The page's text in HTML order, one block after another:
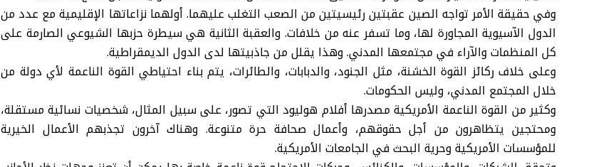
وفي حقيقة الأمر تواجه الصين عقبتين رئيسيتين من الصعب التغلب عليهما. أولهما نزاعاتها الإقليمية مع عدد من
الدول الآسيوية المجاورة لها، وما تسفر عنه من خلافات. والعقبة الثانية هي سيطرة حزبها الشيوعي الصارمة على
كل المنظمات والآراء في مجتمعها المدني. وهذا يقلل من جاذبيتها لدى الدول الديمقراطية.
وعلى خلاف ركائز القوة الخشنة، مثل الجنود، والدبابات، والطائرات، يتم بناء احتياطي القوة الناعمة لأي دولة من
خلال المجتمع المدني، وليس الحكومات.
وكثير من القوة الناعمة الأمريكية مصدرها أفلام هوليود التي تصور، على سبيل المثال، شخصيات نسائية مستقلة،
ومحتجين يتظاهرون من أجل حقوقهم، وأعمال صحافة حرة متنوعة. وهناك آخرون تجذبهم الأعمال الخيرية
للمؤسسات الأمريكية وحرية البحث في الجامعات الأمريكية.